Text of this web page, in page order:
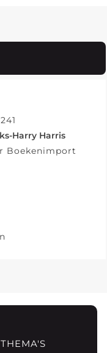
Harry Harris
Boekenimport